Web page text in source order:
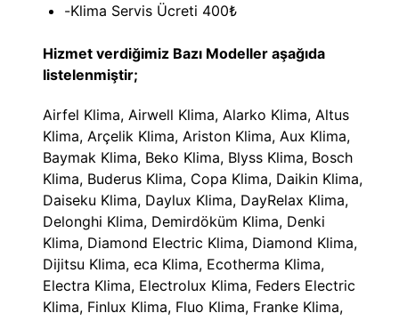
-Klima Servis Ücreti 400₺
Hizmet verdiğimiz Bazı Modeller aşağıda
listelenmiştir;
Airfel Klima, Airwell Klima, Alarko Klima, Altus
Klima, Arçelik Klima, Ariston Klima, Aux Klima,
Baymak Klima, Beko Klima, Blyss Klima, Bosch
Klima, Buderus Klima, Copa Klima, Daikin Klima,
Daiseku Klima, Daylux Klima, DayRelax Klima,
Delonghi Klima, Demirdöküm Klima, Denki
Klima, Diamond Electric Klima, Diamond Klima,
Dijitsu Klima, eca Klima, Ecotherma Klima,
Electra Klima, Electrolux Klima, Feders Electric
Klima, Finlux Klima, Fluo Klima, Franke Klima,